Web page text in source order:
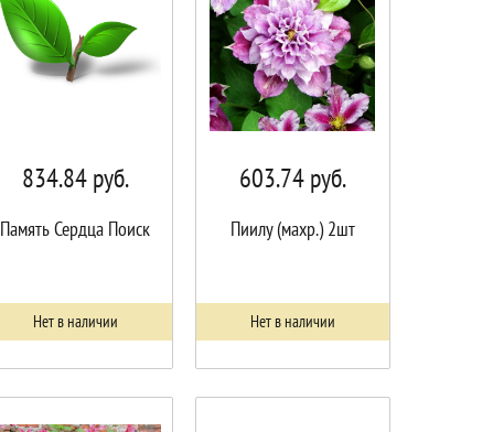
834.84руб.
Память Сердца Поиск
Нет в наличии
603.74руб.
Пиилу (махр.) 2шт
Нет в наличии